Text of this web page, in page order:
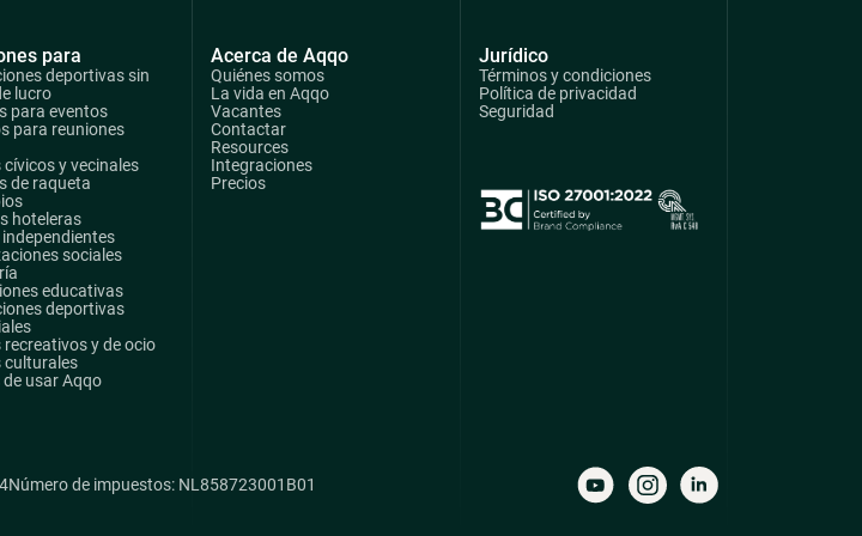
para
deportivas sin
lucro
para eventos
para reuniones
cívicos y vecinales
de raqueta
hoteleras
sociales
educativas
deportivas
recreativos y de ocio
culturales
usar Aqqo
Acerca de Aqqo
Quiénes somos
La vida en Aqqo
Vacantes
Contactar
Resources
Integraciones
Precios
Jurídico
Términos y condiciones
Política de privacidad
Seguridad
Número de impuestos: NL858723001B01